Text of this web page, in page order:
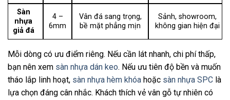
Sàn
nhựa
giả đá
4 –
6mm
Vân đá sang trọng,
bề mặt phẳng mịn
Sảnh, showroom,
không gian hiện đại
Mỗi dòng có ưu điểm riêng. Nếu cần lát nhanh, chi phí thấp,
bạn nên xem sàn nhựa dán keo. Nếu ưu tiên độ bền và muốn
tháo lắp linh hoạt, sàn nhựa hèm khóa hoặc sàn nhựa SPC là
lựa chọn đáng cân nhắc. Khách thích vẻ vân gỗ tự nhiên có